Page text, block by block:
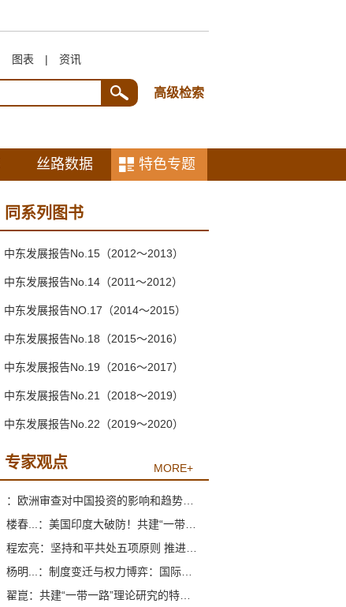
图表 | 资讯
高级检索
丝路数据 特色专题
同系列图书
中东发展报告No.15（2012～2013）
中东发展报告No.14（2011～2012）
中东发展报告NO.17（2014～2015）
中东发展报告No.18（2015～2016）
中东发展报告No.19（2016～2017）
中东发展报告No.21（2018～2019）
中东发展报告No.22（2019～2020）
专家观点 MORE+